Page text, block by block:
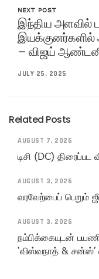
NEXT POST
இந்திய அளவில்
இயக்குனர்களில்
– விஜய் ஆண்டனி
JULY 25, 2025
Related Posts
AUGUST 7, 2026
டிசி (DC)
AUGUST 3, 2026
வரவேற்பைப் பெறும்
AUGUST 3, 2026
நம்பிக்கையுடன்
‘விஸ்வநாத் & சன்ஸ்’